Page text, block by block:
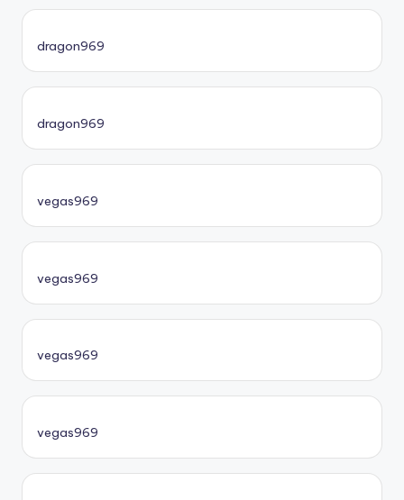
dragon969
dragon969
vegas969
vegas969
vegas969
vegas969